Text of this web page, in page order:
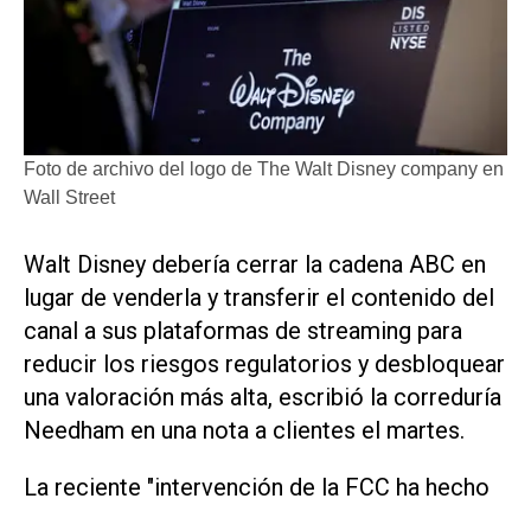
Foto de archivo del logo de The Walt Disney company en
Wall Street
Walt Disney debería cerrar la cadena ABC en
lugar de venderla y transferir el contenido del
canal a sus plataformas de streaming para
reducir los riesgos regulatorios y desbloquear
una valoración más alta, escribió la correduría
Needham en una nota a clientes el martes.
La reciente "intervención de la FCC ha hecho